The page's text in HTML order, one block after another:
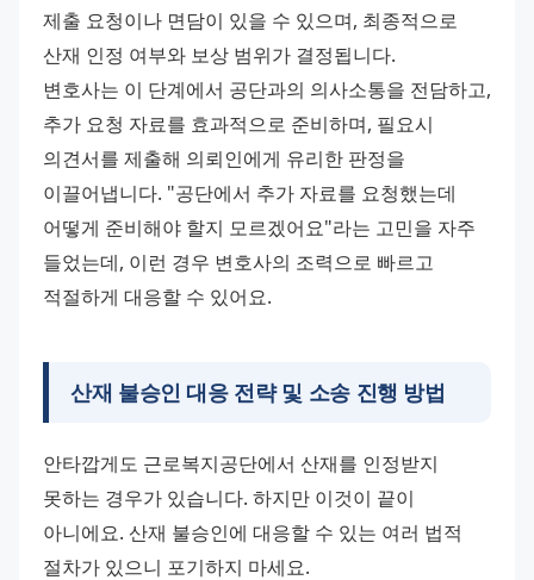
제출 요청이나 면담이 있을 수 있으며, 최종적으로
산재 인정 여부와 보상 범위가 결정됩니다.
변호사는 이 단계에서 공단과의 의사소통을 전담하고,
추가 요청 자료를 효과적으로 준비하며, 필요시
의견서를 제출해 의뢰인에게 유리한 판정을
이끌어냅니다. "공단에서 추가 자료를 요청했는데
어떻게 준비해야 할지 모르겠어요"라는 고민을 자주
들었는데, 이런 경우 변호사의 조력으로 빠르고
적절하게 대응할 수 있어요.
산재 불승인 대응 전략 및 소송 진행 방법
안타깝게도 근로복지공단에서 산재를 인정받지
못하는 경우가 있습니다. 하지만 이것이 끝이
아니에요. 산재 불승인에 대응할 수 있는 여러 법적
절차가 있으니 포기하지 마세요.